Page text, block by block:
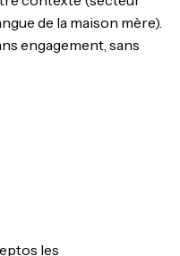
de la maison mère).
engagement, sans